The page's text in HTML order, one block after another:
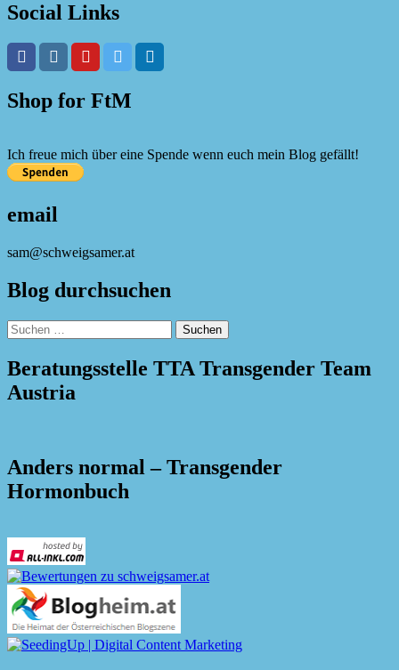
Social Links
Shop for FtM
Ich freue mich über eine Spende wenn euch mein Blog gefällt!
email
sam@schweigsamer.at
Blog durchsuchen
Suchen
nach:
Beratungsstelle TTA Transgender Team
Austria
Anders normal – Transgender
Hormonbuch